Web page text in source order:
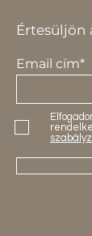
Értesüljön
Email cím*